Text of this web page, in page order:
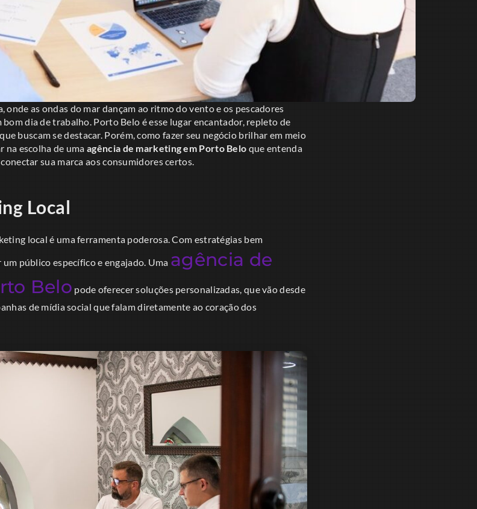
onde as ondas do mar dançam ao ritmo do vento e os pescadores
bom dia de trabalho. Porto Belo é esse lugar encantador, repleto de
buscam se destacar. Porém, como fazer seu negócio brilhar em meio
na escolha de umaagência de marketing em Porto Belo que entenda
sua marca aos consumidores certos.
Local
local é uma ferramenta poderosa. Com estratégias bem
público específico e engajado. Uma agência de
Belo pode oferecer soluções personalizadas, que vão desde
de mídia social que falam diretamente ao coração dos